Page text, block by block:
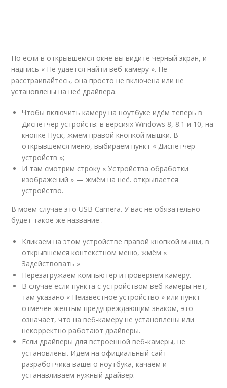
Но если в открывшемся окне вы видите черный экран, и
надпись « Не удается найти веб-камеру ». Не
расстраивайтесь, она просто не включена или не
установлены на неё драйвера.
Чтобы включить камеру на ноутбуке идём теперь в
Диспетчер устройств: в версиях Windows 8, 8.1 и 10, на
кнопке Пуск, жмём правой кнопкой мышки. В
открывшемся меню, выбираем пункт « Диспетчер
устройств »;
И там смотрим строку « Устройства обработки
изображений » — жмём на неё. открывается
устройство.
В моём случае это USB Camera. У вас не обязательно
будет такое же название .
Кликаем на этом устройстве правой кнопкой мыши, в
открывшемся контекстном меню, жмём «
Задействовать »
Перезагружаем компьютер и проверяем камеру.
В случае если пункта с устройством веб-камеры нет,
там указано « Неизвестное устройство » или пункт
отмечен желтым предупреждающим знаком, это
означает, что на веб-камеру не установлены или
некорректно работают драйверы.
Если драйверы для встроенной веб-камеры, не
установлены. Идём на официальный сайт
разработчика вашего ноутбука, качаем и
устанавливаем нужный драйвер.